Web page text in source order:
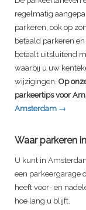
regelmatig
parkeren, ook op
betaald parkeren
betaalt uitsluitend
waarbij u uw
wijzigingen. Op
parkeertips voor
Amsterdam →
Waar parkeren
U kunt in
een parkeergarage
heeft voor- en
hoe lang u blijft.